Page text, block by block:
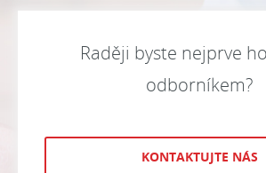
Raději byste nejprve
odborníkem?
KONTAKTUJTE NÁS